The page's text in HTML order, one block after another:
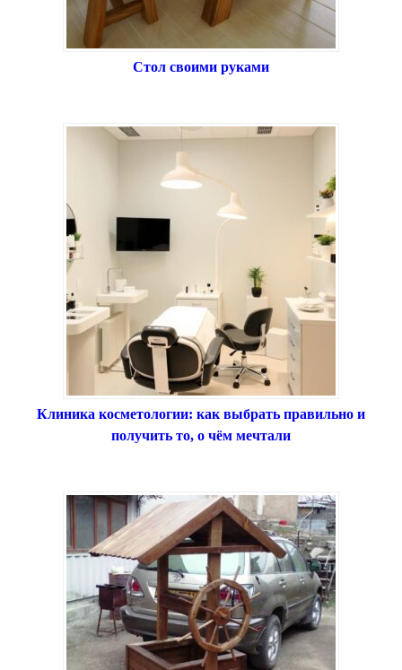
Стол своими руками
Клиника косметологии: как выбрать правильно и
получить то, о чём мечтали